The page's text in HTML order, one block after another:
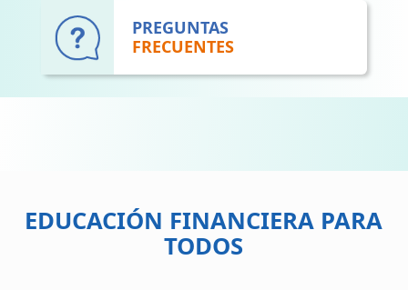
PREGUNTAS
FRECUENTES
EDUCACIÓN FINANCIERA PARA
TODOS